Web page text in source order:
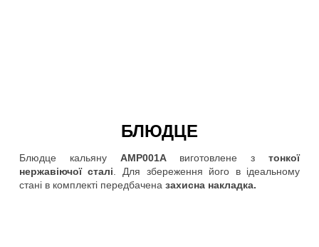
БЛЮДЦЕ
Блюдце кальяну AMP001Aвиготовлене зтонкої
нержавіючої сталі . Для збереження його в ідеальному
стані в комплекті передбачена захисна накладка.